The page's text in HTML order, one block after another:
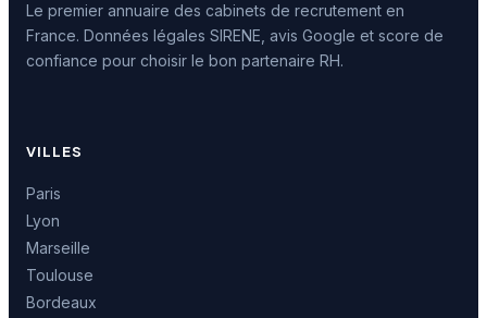
Le premier annuaire des cabinets de recrutement en
France. Données légales SIRENE, avis Google et score de
confiance pour choisir le bon partenaire RH.
VILLES
Paris
Lyon
Marseille
Toulouse
Bordeaux